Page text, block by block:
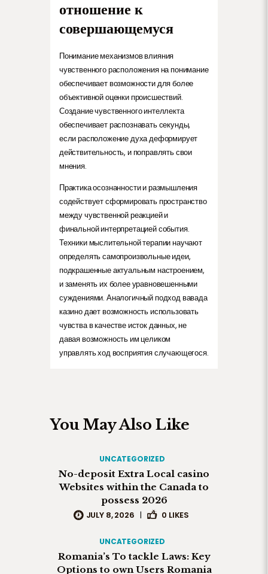
отношение к
совершающемуся
Понимание механизмов влияния
чувственного расположения на понимание
обеспечивает возможности для более
объективной оценки происшествий.
Создание чувственного интеллекта
обеспечивает распознавать секунды,
если расположение духа деформирует
действительность, и поправлять свои
мнения.
Практика осознанности и размышления
содействует сформировать пространство
между чувственной реакцией и
финальной интерпретацией события.
Техники мыслительной терапии научают
определять самопроизвольные идеи,
подкрашенные актуальным настроением,
и заменять их более уравновешенными
суждениями. Аналогичный подход вавада
казино дает возможность использовать
чувства в качестве исток данных, не
давая возможность им целиком
управлять ход восприятия случающегося.
You May Also Like
UNCATEGORIZED
No-deposit Extra Local casino
Websites within the Canada to
possess 2026
JULY 8, 2026 | 0 LIKES
UNCATEGORIZED
Romania’s To tackle Laws: Key
Options to own Users Romania